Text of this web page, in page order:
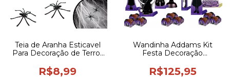
Teia de Aranha Esticavel
Para Decoração de Terror
R$8,99
Wandinha Addams Kit
Festa Decoração
Peças
R$125,95